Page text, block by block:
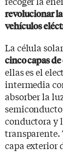
revolucionar
vehículos
La célula
cinco capas
ellas es el
intermedia
absorber la
conductora y
transparente.
capa exterior